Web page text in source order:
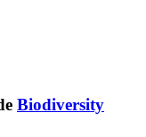
Biodiversity